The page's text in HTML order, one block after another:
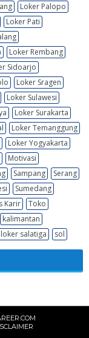
Loker Palopo
Loker Pati
Loker Rembang
Sidoarjo
Loker Sragen
Loker Sulawesi
Loker Surakarta
Loker Temanggung
Loker Yogyakarta
Motivasi
Sampang
Serang
Sumedang
Karir
Toko
kalimantan
loker salatiga sol